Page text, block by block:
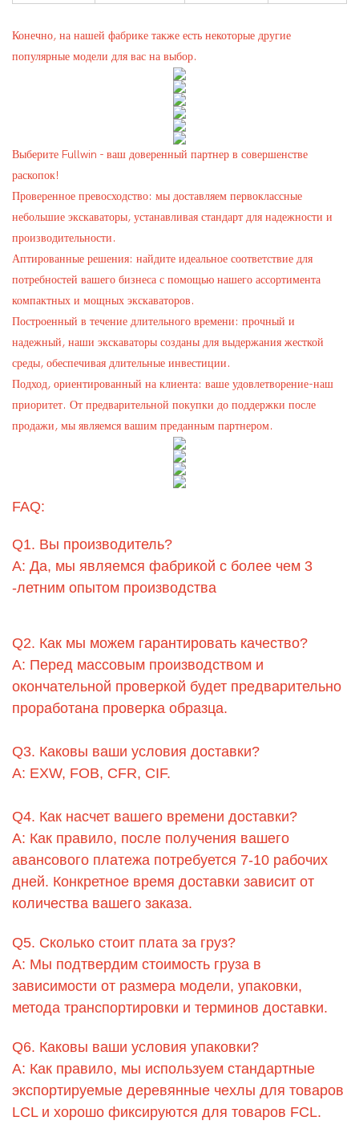
Конечно, на нашей фабрике также есть некоторые другие
популярные модели для вас на выбор.
Выберите Fullwin - ваш доверенный партнер в совершенстве
раскопок!
Проверенное превосходство: мы доставляем первоклассные
небольшие экскаваторы, устанавливая стандарт для надежности и
производительности.
Аптированные решения: найдите идеальное соответствие для
потребностей вашего бизнеса с помощью нашего ассортимента
компактных и мощных экскаваторов.
Построенный в течение длительного времени: прочный и
надежный, наши экскаваторы созданы для выдержания жесткой
среды, обеспечивая длительные инвестиции.
Подход, ориентированный на клиента: ваше удовлетворение-наш
приоритет. От предварительной покупки до поддержки после
продажи, мы являемся вашим преданным партнером.
FAQ:
Q1. Вы производитель?
A: Да, мы являемся фабрикой с более чем 3
-летним опытом производства
Q2. Как мы можем гарантировать качество?
A: Перед массовым производством и
окончательной проверкой будет предварительно
проработана проверка образца.
Q3. Каковы ваши условия доставки?
A: EXW, FOB, CFR, CIF.
Q4. Как насчет вашего времени доставки?
A: Как правило, после получения вашего
авансового платежа потребуется 7-10 рабочих
дней. Конкретное время доставки зависит от
количества вашего заказа.
Q5. Сколько стоит плата за груз?
A: Мы подтвердим стоимость груза в
зависимости от размера модели, упаковки,
метода транспортировки и терминов доставки.
Q6. Каковы ваши условия упаковки?
A: Как правило, мы используем стандартные
экспортируемые деревянные чехлы для товаров
LCL и хорошо фиксируются для товаров FCL.